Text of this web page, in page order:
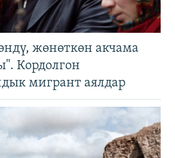
жөнөткөн акчама
Кордолгон
мигрант аялдар